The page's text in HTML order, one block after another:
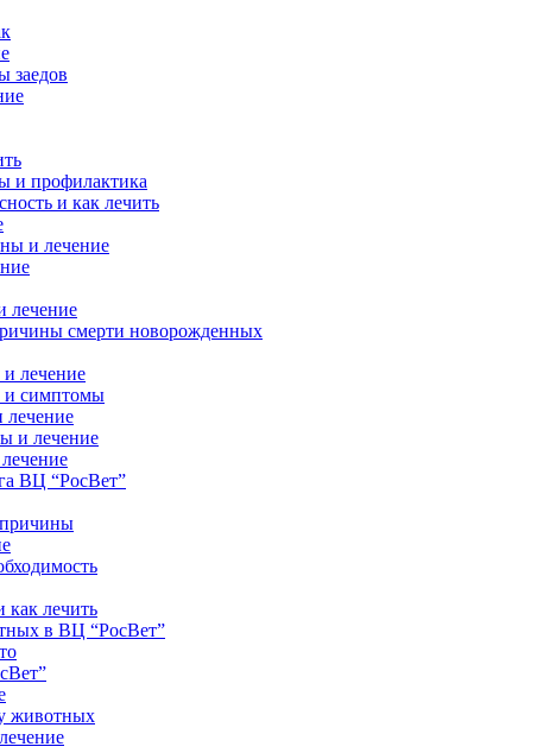
заедов
и профилактика
и как лечить
и лечение
лечение
смерти новорожденных
лечение
и симптомы
и лечение
ВЦ “РосВет”
как лечить
в ВЦ “РосВет”
у животных